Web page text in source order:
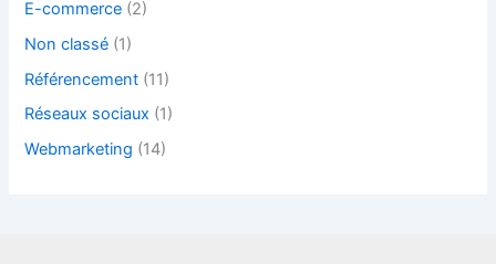
E-commerce (2)
Non classé (1)
Référencement (11)
Réseaux sociaux (1)
Webmarketing (14)